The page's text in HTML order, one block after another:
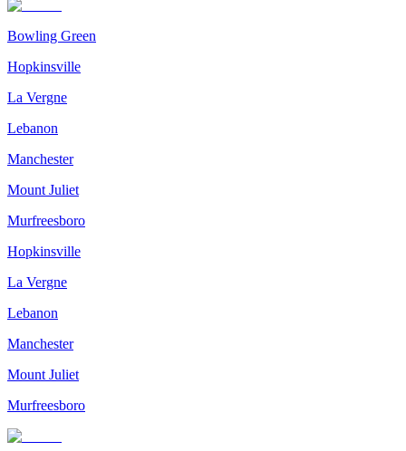
Bowling Green
Hopkinsville
La Vergne
Lebanon
Manchester
Mount Juliet
Murfreesboro
Hopkinsville
La Vergne
Lebanon
Manchester
Mount Juliet
Murfreesboro